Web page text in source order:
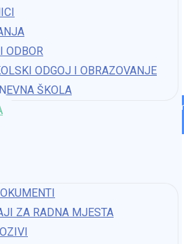
ODBOR
ODGOJ I OBRAZOVANJE
ŠKOLA
ZA RADNA MJESTA
studenoga 2022.
škole Gornji Budački
30.11.2022. godine
B2 aktivnosti